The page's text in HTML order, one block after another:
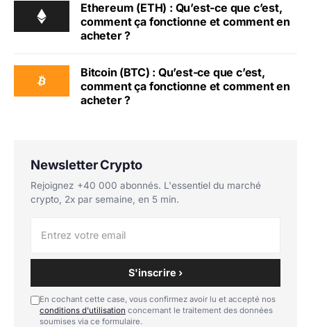
Ethereum (ETH) : Qu’est-ce que c’est,
comment ça fonctionne et comment en
acheter ?
Bitcoin (BTC) : Qu’est-ce que c’est,
comment ça fonctionne et comment en
acheter ?
Newsletter Crypto
Rejoignez +40 000 abonnés. L'essentiel du marché
crypto, 2x par semaine, en 5 min.
S'inscrire ›
En cochant cette case, vous confirmez avoir lu et accepté nos
conditions d'utilisation concernant le traitement des données
soumises via ce formulaire.